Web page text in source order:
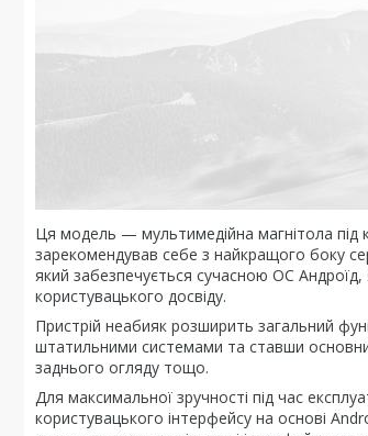
Ця модель — мультимедійна магнітола під
зарекомендував себе з найкращого боку
який забезпечується сучасною ОС
користувацького досвіду.
Пристрій неабияк розширить загальний
штатильними системами та ставши
заднього огляду тощо.
Для максимальної зручності під час
користувацького інтерфейсу на основі